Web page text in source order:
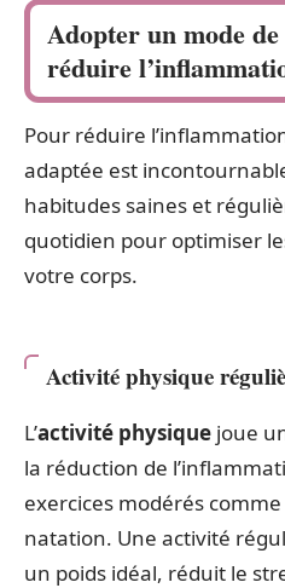
Adopter un mode
réduire
Pour réduire
adaptée est
habitudes saines et
quotidien pour optimiser
votre corps.
Activité physique
L’activité physique joue
la réduction de
exercices modérés
natation. Une activité
un poids idéal, réduit le